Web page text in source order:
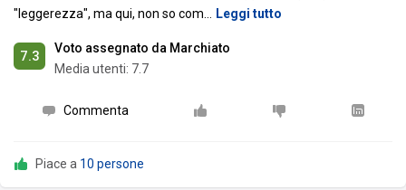
"leggerezza", ma qui, non so com
Leggi tutto
7.3
Voto assegnato da Marchiato
Media utenti: 7.7
Commenta
Piace a 10 persone